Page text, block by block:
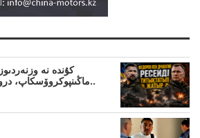
ماڭىنپوكروۆسكاپ، درون ماڭىنداعىنە ج..